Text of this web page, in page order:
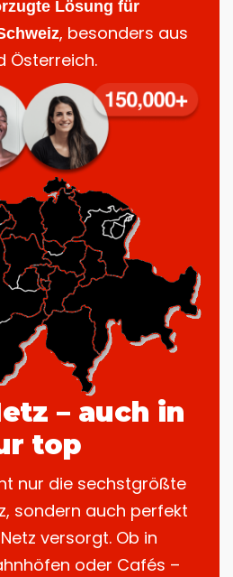
Lösung für
, besonders aus
Österreich.
– auch in
top
nur die sechstgrößte
sondern auch perfekt
versorgt. Ob in
oder Cafés –